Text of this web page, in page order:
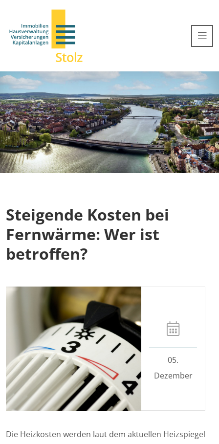
Steigende Kosten bei
Fernwärme: Wer ist
betroffen?
05.
Dezember
Die Heizkosten werden laut dem aktuellen Heizspiegel